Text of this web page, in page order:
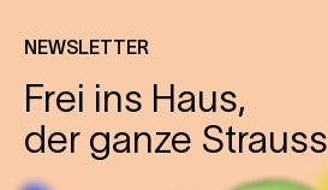
NEWSLETTER
Frei ins Haus,
der ganze Strauss